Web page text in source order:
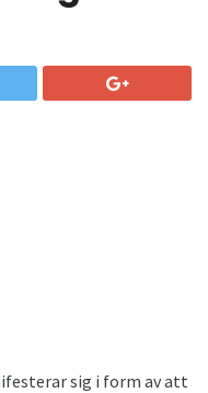
sig i form av att